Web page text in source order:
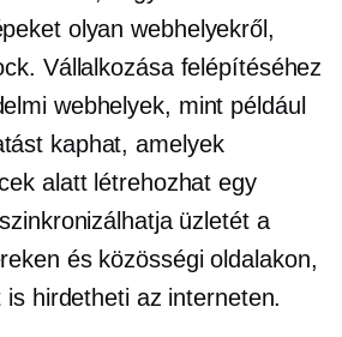
olyan webhelyekről,
Vállalkozása felépítéséhez
webhelyek, mint például
kaphat, amelyek
alatt létrehozhat egy
üzletét a
és közösségi oldalakon,
hirdetheti az interneten.